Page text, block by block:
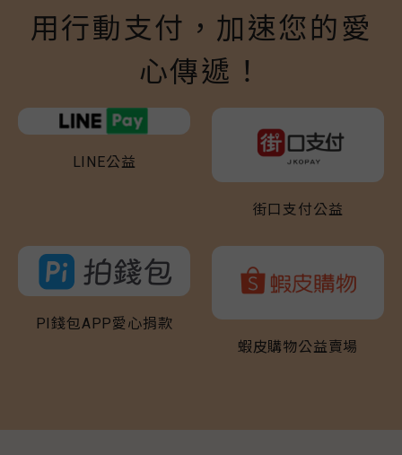
用行動支付，加速您的愛
心傳遞！
LINE公益
街口支付公益
PI錢包APP愛心捐款
蝦皮購物公益賣場